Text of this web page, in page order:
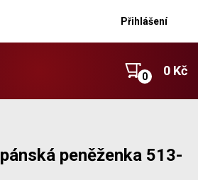
Přihlášení
0 Kč
peněženka 513-